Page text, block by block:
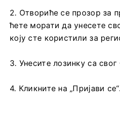
2. Отвориће се прозор за
ћете морати да унесете
коју сте користили за
3. Унесите лозинку са свог
4. Кликните на „Пријави се“.